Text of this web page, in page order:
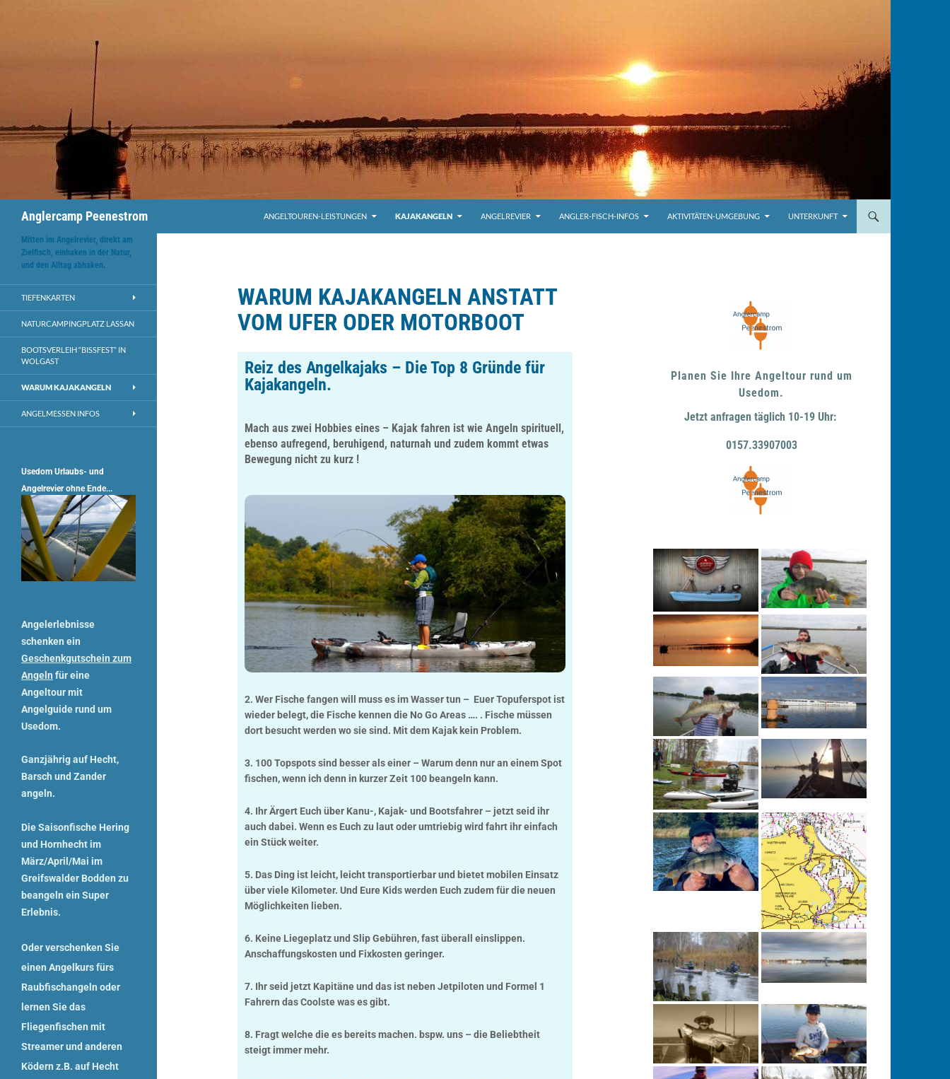
Anglercamp Peenestrom ANGELTOUREN-LEISTUNGEN KAJAKANGELN ANGELREVIER ANGLER-FISCH-INFOS AKTIVITÄTEN-UMGEBUNG UNTERKUNFT
WARUM KAJAKANGELN ANSTATT
VOM UFER ODER MOTORBOOT
Reiz des Angelkajaks – Die Top 8 Gründe für
Kajakangeln.
Mach aus zwei Hobbies eines – Kajak fahren ist wie Angeln spirituell,
ebenso aufregend, beruhigend, naturnah und zudem kommt etwas
Bewegung nicht zu kurz !
2. Wer Fische fangen will muss es im Wasser tun – Euer Topuferspot ist
wieder belegt, die Fische kennen die No Go Areas …. . Fische müssen
dort besucht werden wo sie sind. Mit dem Kajak kein Problem.
3. 100 Topspots sind besser als einer – Warum denn nur an einem Spot
fischen, wenn ich denn in kurzer Zeit 100 beangeln kann.
4. Ihr Ärgert Euch über Kanu-, Kajak- und Bootsfahrer – jetzt seid ihr
auch dabei. Wenn es Euch zu laut oder umtriebig wird fahrt ihr einfach
ein Stück weiter.
5. Das Ding ist leicht, leicht transportierbar und bietet mobilen Einsatz
über viele Kilometer. Und Eure Kids werden Euch zudem für die neuen
Möglichkeiten lieben.
6. Keine Liegeplatz und Slip Gebühren, fast überall einslippen.
Anschaffungskosten und Fixkosten geringer.
7. Ihr seid jetzt Kapitäne und das ist neben Jetpiloten und Formel 1
Fahrern das Coolste was es gibt.
8. Fragt welche die es bereits machen. bspw. uns – die Beliebtheit
steigt immer mehr.
Planen Sie Ihre Angeltour rund um
Usedom.
Jetzt anfragen täglich 10-19 Uhr:
0157.33907003
Mitten im Angelrevier, direkt am
Zielfisch, einhaken in der Natur,
und den Alltag abhaken.
TIEFENKARTEN
NATURCAMPINGPLATZ LASSAN
BOOTSVERLEIH “BISSFEST” IN
WOLGAST
WARUM KAJAKANGELN
ANGELMESSEN INFOS
Usedom Urlaubs- und
Angelrevier ohne Ende...
Angelerlebnisse
schenken ein
Geschenkgutschein zum
Angeln für eine
Angeltour mit
Angelguide rund um
Usedom.
Ganzjährig auf Hecht,
Barsch und Zander
angeln.
Die Saisonfische Hering
und Hornhecht im
März/April/Mai im
Greifswalder Bodden zu
beangeln ein Super
Erlebnis.
Oder verschenken Sie
einen Angelkursfürs
Raubfischangeln oder
lernen Sie das
Fliegenfischen mit
Streamer und anderen
Ködern z.B. auf Hecht